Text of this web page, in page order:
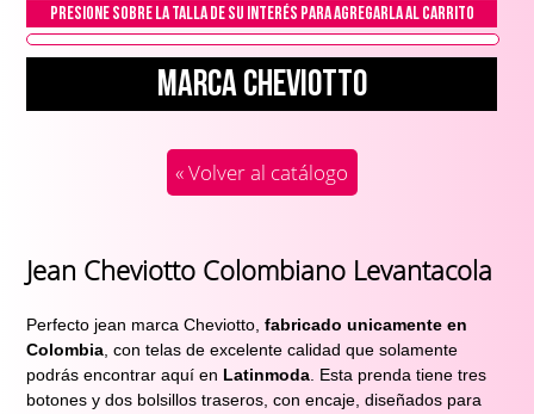
Presione sobre la talla de su interés para agregarla al carrito
Marca Cheviotto
« Volver al catálogo
Jean Cheviotto Colombiano Levantacola
Perfecto jean marca Cheviotto, fabricado unicamente en
Colombia, con telas de excelente calidad que solamente
podrás encontrar aquí en Latinmoda. Esta prenda tiene tres
botones y dos bolsillos traseros, con encaje, diseñados para